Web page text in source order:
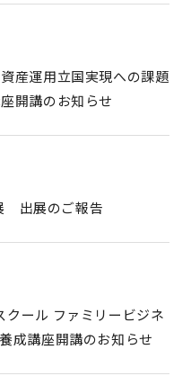
産運用立国実現への課題
開講のお知らせ
出展のご報告
ール ファミリービジネ
成講座開講のお知らせ